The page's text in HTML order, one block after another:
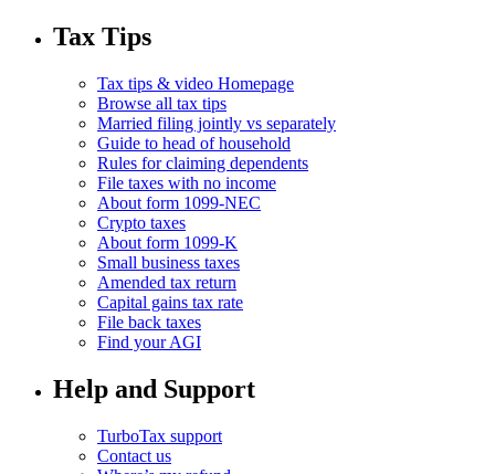
Tax Tips
Tax tips & video Homepage
Browse all tax tips
Married filing jointly vs separately
Guide to head of household
Rules for claiming dependents
File taxes with no income
About form 1099-NEC
Crypto taxes
About form 1099-K
Small business taxes
Amended tax return
Capital gains tax rate
File back taxes
Find your AGI
Help and Support
TurboTax support
Contact us